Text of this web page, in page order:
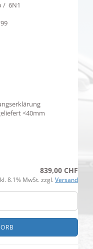
/ 6N1
<40mm
839,00 CHF
8.1% MwSt. zzgl. Versand